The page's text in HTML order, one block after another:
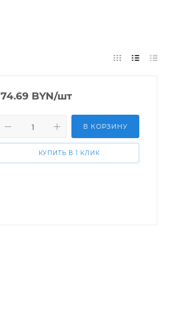
74.69 BYN/шт
В КОРЗИНУ
КУПИТЬ В 1 КЛИК